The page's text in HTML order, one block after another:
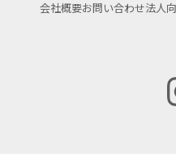
会社概要お問い合わせ法人